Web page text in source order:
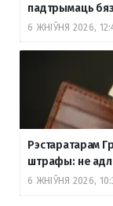
падтрымаць
6 ЖНІЎНЯ 2026,
Рэстаратарам
штрафы: не
6 ЖНІЎНЯ 2026,